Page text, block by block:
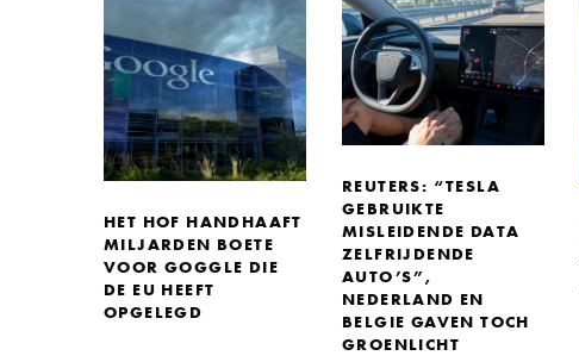
HET HOF HANDHAAFT
MILJARDEN BOETE
VOOR GOGGLE DIE
DE EU HEEFT
OPGELEGD
REUTERS: “TESLA
GEBRUIKTE
MISLEIDENDE DATA
ZELFRIJDENDE
AUTO’S”,
NEDERLAND EN
BELGIE GAVEN TOCH
GROENLICHT